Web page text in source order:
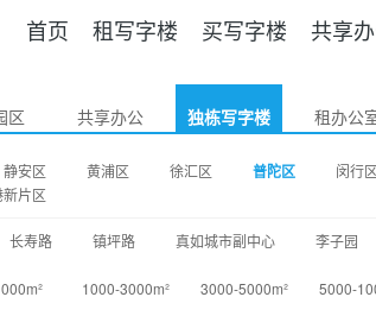
首页 租写字楼 买写字楼 共享
区 共享办公 独栋写字楼 租办公
静安区 黄浦区 徐汇区 普陀区 闵行区
新片区
长寿路 镇坪路 真如城市副中心 李子园
1000-3000m² 3000-5000m² 5000-